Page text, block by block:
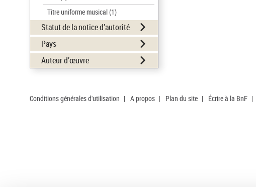
Titre uniforme musical(1)
Statut de la notice d’autorité
Pays
Auteur d’œuvre
Conditions générales d'utilisation | A propos | Plan du site | Écrire à la BnF |